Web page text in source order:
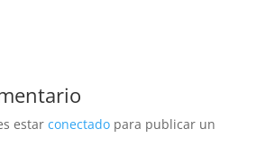
estar conectadopara publicar un